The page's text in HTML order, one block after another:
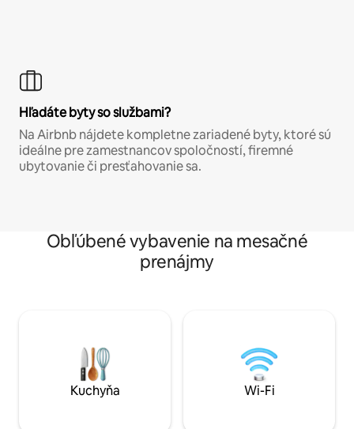
Hľadáte byty so službami?
Na Airbnb nájdete kompletne zariadené byty, ktoré sú
ideálne pre zamestnancov spoločností, firemné
ubytovanie či presťahovanie sa.
Obľúbené vybavenie na mesačné
prenájmy
Kuchyňa Wi-Fi